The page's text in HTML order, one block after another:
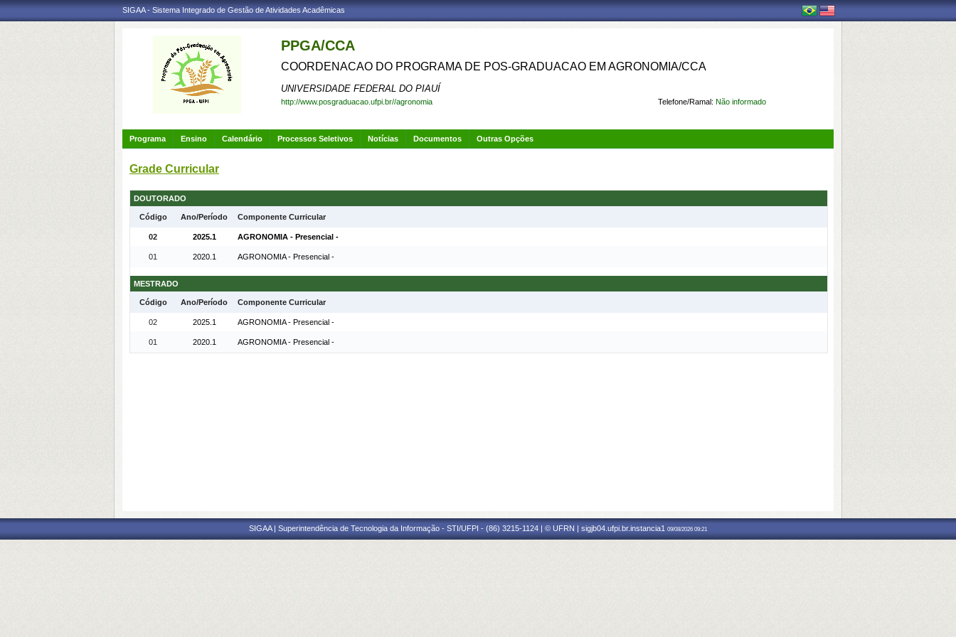
SIGAA - Sistema Integrado de Gestão de Atividades Acadêmicas
PPGA/CCA
COORDENACAO DO PROGRAMA DE POS-GRADUACAO EM AGRONOMIA/CCA
UNIVERSIDADE FEDERAL DO PIAUÍ
Telefone/Ramal: Não informado
http://www.posgraduacao.ufpi.br//agronomia
Programa Ensino Calendário Processos Seletivos Notícias Documentos Outras Opções
Grade Curricular
DOUTORADO
Código Ano/Período Componente Curricular
02 2025.1 AGRONOMIA - Presencial -
01 2020.1 AGRONOMIA - Presencial -
MESTRADO
Código Ano/Período Componente Curricular
02 2025.1 AGRONOMIA - Presencial -
01 2020.1 AGRONOMIA - Presencial -
SIGAA | Superintendência de Tecnologia da Informação - STI/UFPI - (86) 3215-1124 | © UFRN | sigjb04.ufpi.br.instancia1 09/08/2026 09:21